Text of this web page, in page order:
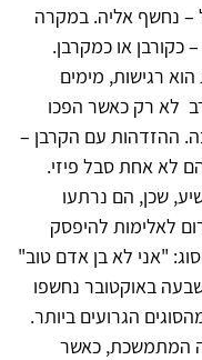
– נחשף אליה. במקרה
כקורבן או כמקרבן.
רגישות, מימים
לא רק כאשר הפכו
ההזדהות עם הקרבן –
לא אחת סבל פיזי.
שכן, הם נרתעו
לאלימות להיפסק
"אני לא בן אדם טוב"
באוקטובר נחשפו
הגרועים ביותר.
המתמשכת, כאשר